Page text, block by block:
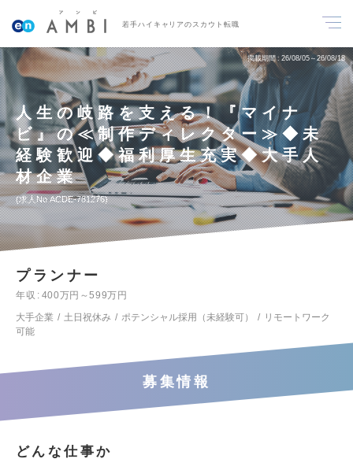
若手ハイキャリアのスカウト転職
掲載期間 26/08/05～26/08/18
人生の岐路を支える！『マイナ
ビ』の≪制作ディレクター≫◆未
経験歓迎◆福利厚生充実◆大手人
材企業
求人No.ACDE-781276
プランナー
年収
400万円～599万円
大手企業
土日祝休み ポテンシャル採用（未経験可）
リモートワーク
可能
募集情報
どんな仕事か